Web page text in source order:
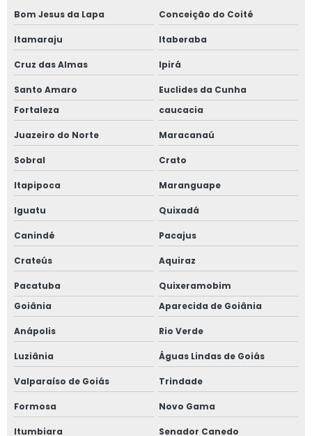
Bom Jesus da Lapa Conceição do Coité
Itamaraju Itaberaba
Cruz das Almas Ipirá
Santo Amaro
Euclides da Cunha
Fortaleza
caucacia
Juazeiro do Norte Maracanaú
Sobral Crato
Itapipoca Maranguape
Iguatu Quixadá
Canindé Pacajus
Crateús Aquiraz
Pacatuba
Quixeramobim
Goiânia
Aparecida de Goiânia
Anápolis Rio Verde
Luziânia Águas Lindas de Goiás
Valparaíso de Goiás Trindade
Formosa Novo Gama
Itumbiara Senador Canedo